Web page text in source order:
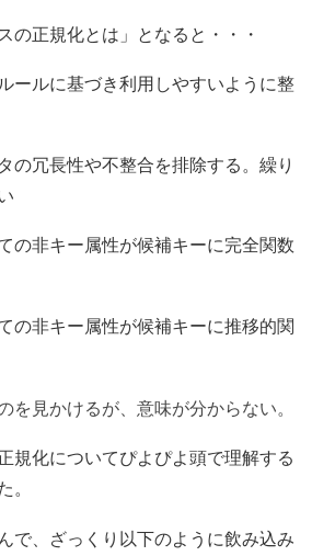
の正規化とは」となると・・・
ールに基づき利用しやすいように整
の冗長性や不整合を排除する。繰り
の非キー属性が候補キーに完全関数
の非キー属性が候補キーに推移的関
を見かけるが、意味が分からない。
規化についてぴよぴよ頭で理解する
。
で、ざっくり以下のように飲み込み